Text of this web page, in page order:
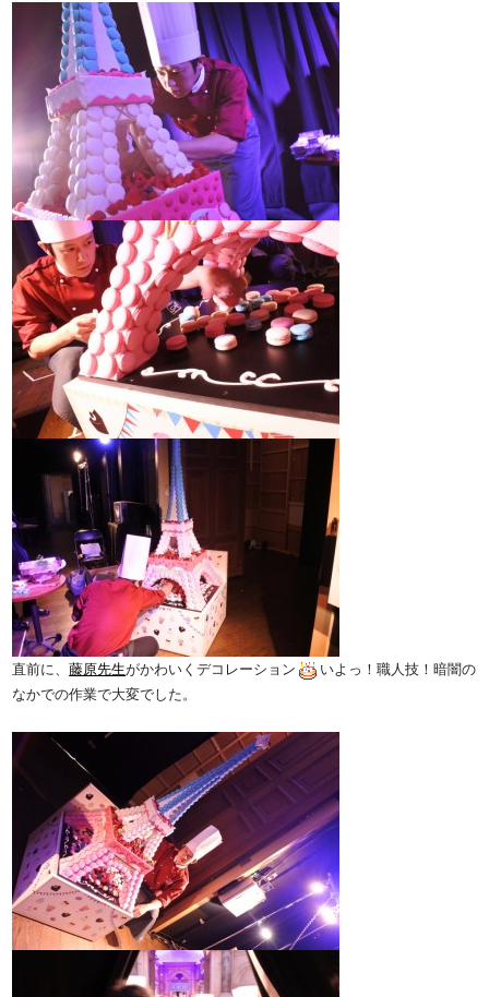
直前に、藤原先生がかわいくデコレーション
いよっ！職人技！暗闇の
なかでの作業で大変でした。